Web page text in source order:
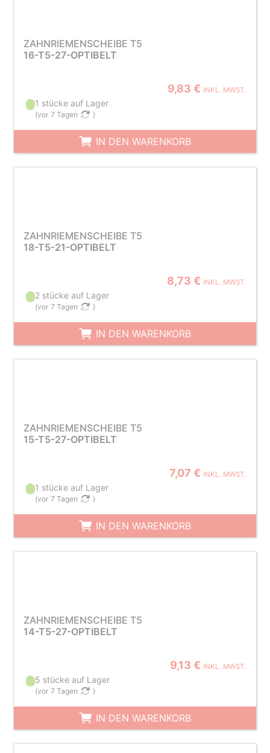
ZAHNRIEMENSCHEIBE T5
16-T5-27-OPTIBELT
9,83 € INKL. MWST.
1 stücke auf Lager
(vor 7 Tagen )
IN DEN WARENKORB
ZAHNRIEMENSCHEIBE T5
18-T5-21-OPTIBELT
8,73 € INKL. MWST.
2 stücke auf Lager
(vor 7 Tagen )
IN DEN WARENKORB
ZAHNRIEMENSCHEIBE T5
15-T5-27-OPTIBELT
7,07 € INKL. MWST.
1 stücke auf Lager
(vor 7 Tagen )
IN DEN WARENKORB
ZAHNRIEMENSCHEIBE T5
14-T5-27-OPTIBELT
9,13 € INKL. MWST.
5 stücke auf Lager
(vor 7 Tagen )
IN DEN WARENKORB